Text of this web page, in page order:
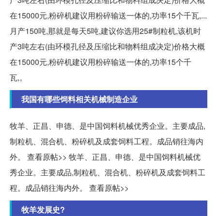
在15000元,粉碎机建议用粉碎输送一体的,功率15个千瓦,...
月产150吨,那就是每天5吨,建议你选用25#制粒机,该机时
产3吨左右(由环模孔径及压缩比和物料组成决定)价格大概
在15000元,粉碎机建议用粉碎输送一体的,功率15个千
瓦,。
我国有哪些饲料相关机械制造企业
牧羊、正昌、申德、是中国饲料机械优秀企业。主要成品,
制粒机、混合机、粉碎机及成套饲料工程。成品销往海内
外。 查看原帖>> 牧羊、正昌、申德、是中国饲料机械优
秀企业。主要成品,制粒机、混合机、粉碎机及成套饲料工
程。成品销往海内外。 查看原帖>>
牧羊发展史?